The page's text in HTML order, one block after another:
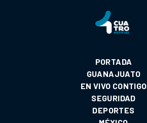
PORTADA
GUANAJUATO
EN VIVO CONTIGO
SEGURIDAD
DEPORTES